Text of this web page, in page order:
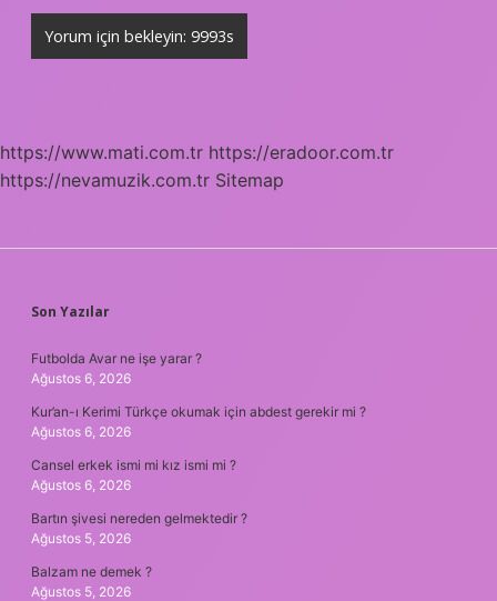
https://www.mati.com.tr https://eradoor.com.tr
https://nevamuzik.com.tr Sitemap
SIDEBAR
Son Yazılar
Futbolda Avar ne işe yarar ?
Ağustos 6, 2026
Kur’an-ı Kerimi Türkçe okumak için abdest gerekir mi ?
Ağustos 6, 2026
Cansel erkek ismi mi kız ismi mi ?
Ağustos 6, 2026
Bartın şivesi nereden gelmektedir ?
Ağustos 5, 2026
Balzam ne demek ?
Ağustos 5, 2026